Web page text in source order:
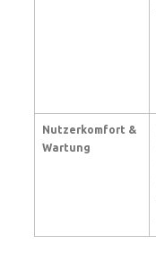
Nutzerkomfort &
Wartung